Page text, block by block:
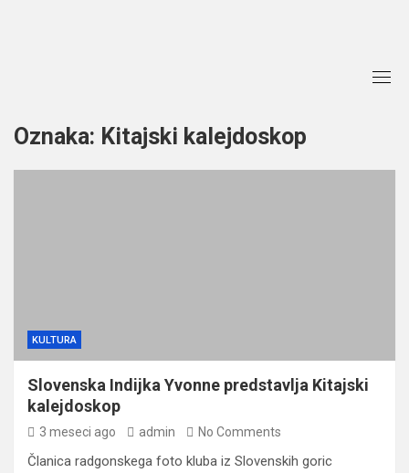
Oznaka: Kitajski kalejdoskop
KULTURA
Slovenska Indijka Yvonne predstavlja Kitajski
kalejdoskop
3 meseci ago admin No Comments
Članica radgonskega foto kluba iz Slovenskih goric